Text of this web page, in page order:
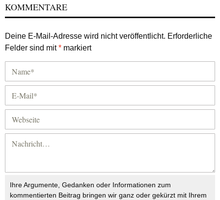
KOMMENTARE
Deine E-Mail-Adresse wird nicht veröffentlicht. Erforderliche
Felder sind mit* markiert
Ihre Argumente, Gedanken oder Informationen zum
kommentierten Beitrag bringen wir ganz oder gekürzt mit Ihrem